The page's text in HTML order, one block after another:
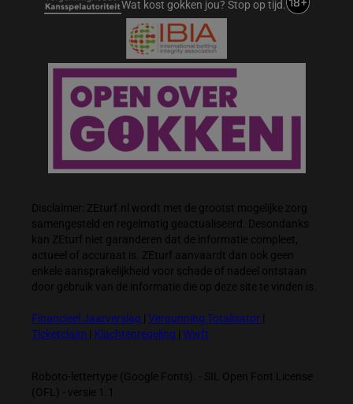
Wat kost gokken jou? Stop op tijd.
Disclaimer: ZEturf.nl wordt met de grootst mogelijke zorg
samengesteld en regelmatig geactualiseerd. Desondanks
kan ZEturf niet garanderen dat de informatie compleet,
actueel of accuraat is. ZEturf aanvaardt dan ook geen
enkele aansprakelijkheid voor schade of nadeel ontstaan
door gebruik van de informatie die op deze site te vinden is.
Financieel Jaarverslag Vergunning Totalisator
Ticketclaim
Klachtenregeling Wwft
Roboto-lettertype (Google Fonts). - SIL Open Font License
(OFL) - versie 1.1